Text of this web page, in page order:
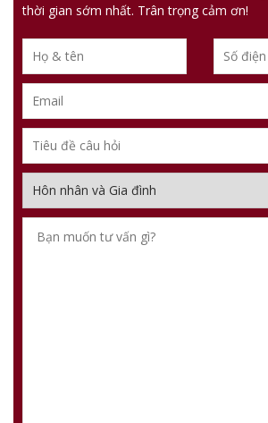
thời gian sớm nhất. Trân trọng cảm ơn!